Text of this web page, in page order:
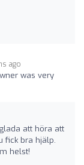
ago
was very
att höra att
fick bra hjälp.
helst!